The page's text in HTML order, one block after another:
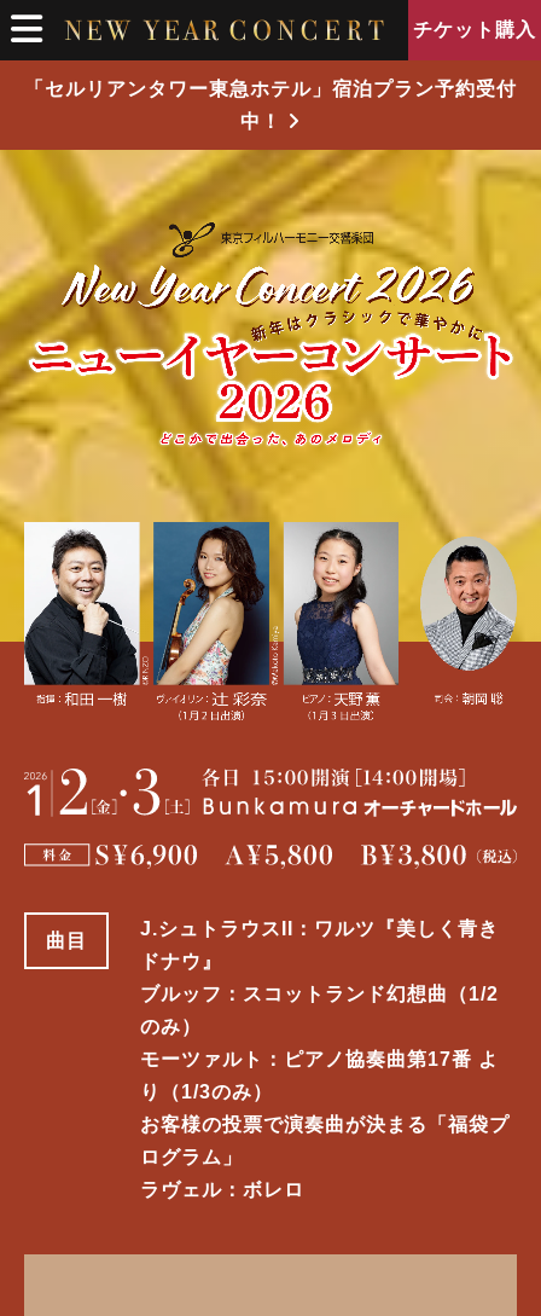
「セルリアンタワー東急ホテル」宿泊プラン予約受付
中！
チケット購入
曲目
J.シュトラウスII：ワルツ『美しく青き
ドナウ』
ブルッフ：スコットランド幻想曲（1/2
のみ）
モーツァルト：ピアノ協奏曲第17番 よ
り（1/3のみ）
お客様の投票で演奏曲が決まる「福袋プ
ログラム」
ラヴェル：ボレロ